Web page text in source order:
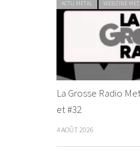
ACTU METAL WEBZINE
La Grosse Radio
et #32
4 AOÛT 2026